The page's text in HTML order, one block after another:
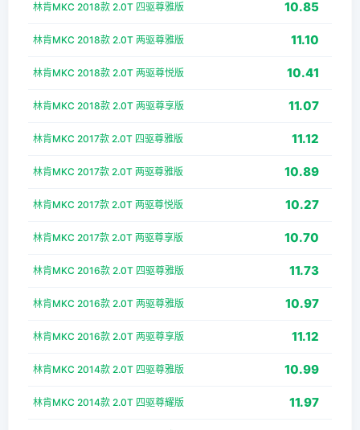
林肯MKC 2018款 2.0T 四驱尊雅版 10.85
林肯MKC 2018款 2.0T 两驱尊雅版 11.10
林肯MKC 2018款 2.0T 两驱尊悦版 10.41
林肯MKC 2018款 2.0T 两驱尊享版 11.07
林肯MKC 2017款 2.0T 四驱尊雅版 11.12
林肯MKC 2017款 2.0T 两驱尊雅版 10.89
林肯MKC 2017款 2.0T 两驱尊悦版 10.27
林肯MKC 2017款 2.0T 两驱尊享版 10.70
林肯MKC 2016款 2.0T 四驱尊雅版 11.73
林肯MKC 2016款 2.0T 两驱尊雅版 10.97
林肯MKC 2016款 2.0T 两驱尊享版 11.12
林肯MKC 2014款 2.0T 四驱尊雅版 10.99
林肯MKC 2014款 2.0T 四驱尊耀版 11.97